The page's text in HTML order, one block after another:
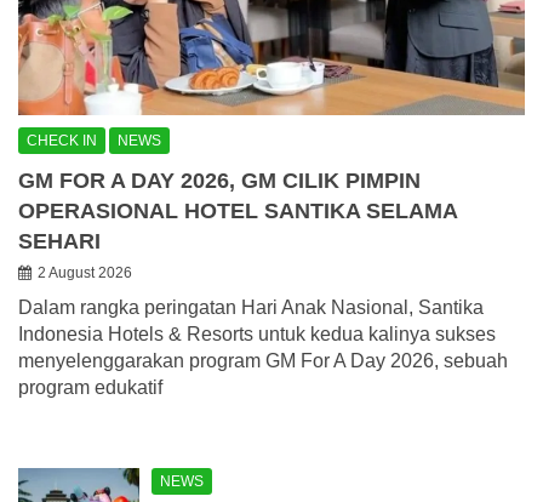
CHECK IN NEWS
GM FOR A DAY 2026, GM CILIK PIMPIN
OPERASIONAL HOTEL SANTIKA SELAMA
SEHARI
2 August 2026
Dalam rangka peringatan Hari Anak Nasional, Santika
Indonesia Hotels & Resorts untuk kedua kalinya sukses
menyelenggarakan program GM For A Day 2026, sebuah
program edukatif
NEWS